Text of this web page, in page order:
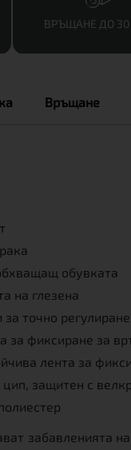
ВРЪЩАНЕ ДО
Връщане
обувката
на глезена
точно
за фиксиране за
лента за
защитен с
забавленията